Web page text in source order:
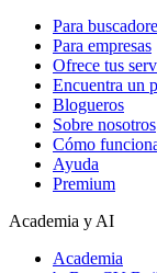
Para
Para empresas
Ofrece tus
Encuentra un
Blogueros
Sobre nosotros
Cómo
Ayuda
Premium
Academia y AI
Academia